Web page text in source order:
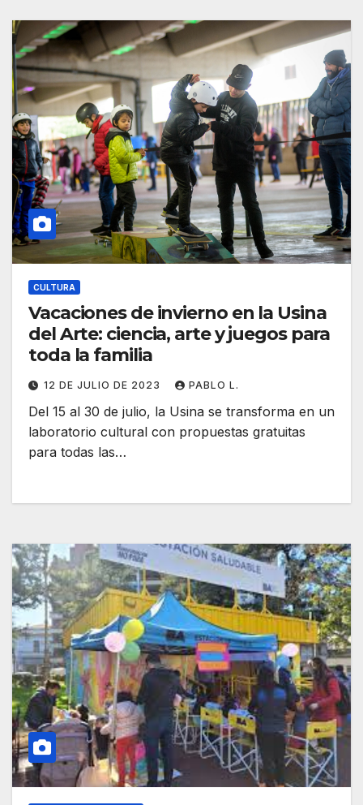
CULTURA
Vacaciones de invierno en la Usina
del Arte: ciencia, arte y juegos para
toda la familia
12 DE JULIO DE 2023 PABLO L.
Del 15 al 30 de julio, la Usina se transforma en un
laboratorio cultural con propuestas gratuitas
para todas las…